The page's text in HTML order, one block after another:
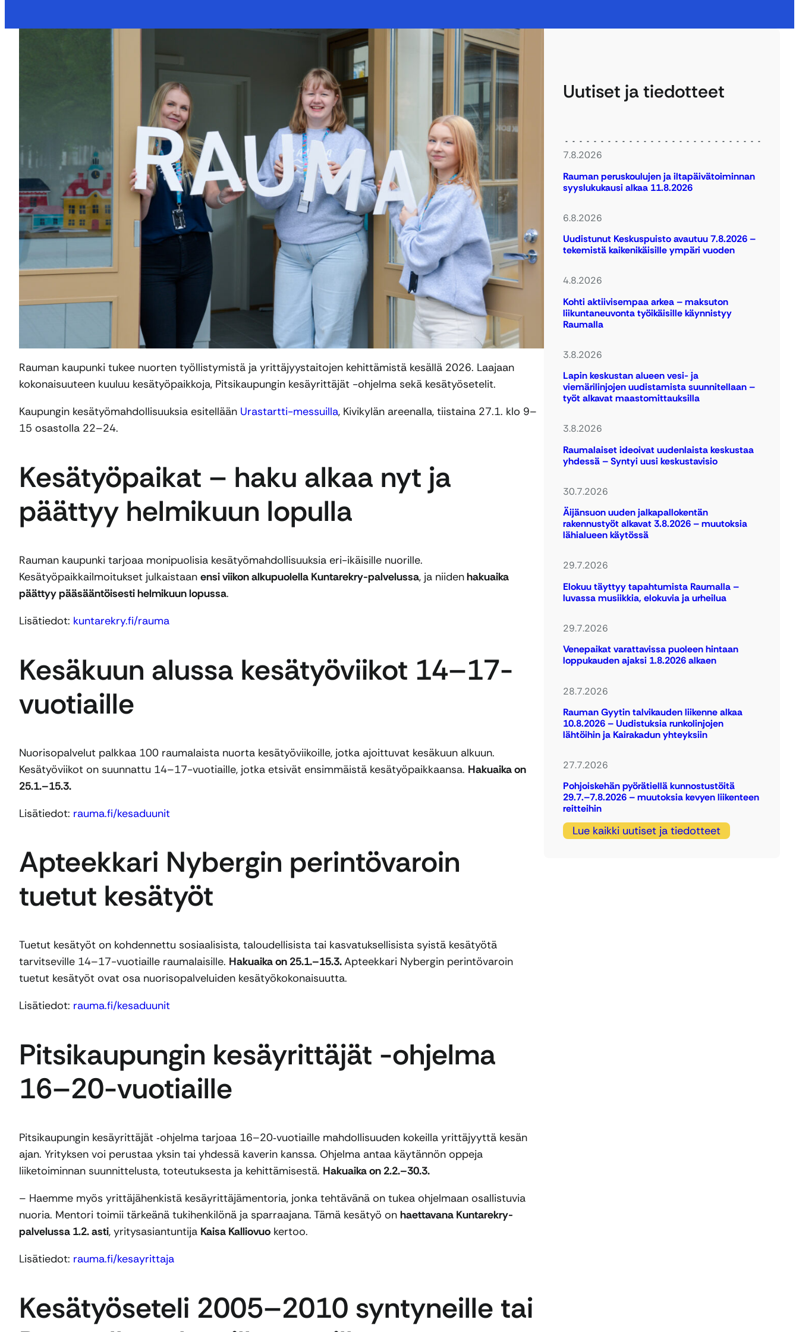
Rauman kaupunki tukee nuorten työllistymistä ja yrittäjyystaitojen kehittämistä kesällä 2026. Laajaan
kokonaisuuteen kuuluu kesätyöpaikkoja, Pitsikaupungin kesäyrittäjät -ohjelma sekä kesätyösetelit.
Kaupungin kesätyömahdollisuuksia esitellään Urastartti-messuilla, Kivikylän areenalla, tiistaina 27.1. klo 9–
15 osastolla 22–24.
Kesätyöpaikat – haku alkaa nyt ja
päättyy helmikuun lopulla
Rauman kaupunki tarjoaa monipuolisia kesätyömahdollisuuksia eri-ikäisille nuorille.
Kesätyöpaikkailmoitukset julkaistaan ensi viikon alkupuolella Kuntarekry-palvelussa, ja niidenhakuaika
päättyy pääsääntöisesti helmikuun lopussa.
Lisätiedot: kuntarekry.fi/rauma
Kesäkuun alussa kesätyöviikot 14–17-
vuotiaille
Nuorisopalvelut palkkaa 100 raumalaista nuorta kesätyöviikoille, jotka ajoittuvat kesäkuun alkuun.
Kesätyöviikot on suunnattu 14–17-vuotiaille, jotka etsivät ensimmäistä kesätyöpaikkaansa. Hakuaika on
25.1.–15.3.
Lisätiedot: rauma.fi/kesaduunit
Apteekkari Nybergin perintövaroin
tuetut kesätyöt
Tuetut kesätyöt on kohdennettu sosiaalisista, taloudellisista tai kasvatuksellisista syistä kesätyötä
tarvitseville 14–17-vuotiaille raumalaisille. Hakuaika on 25.1.–15.3.Apteekkari Nybergin perintövaroin
tuetut kesätyöt ovat osa nuorisopalveluiden kesätyökokonaisuutta.
Lisätiedot: rauma.fi/kesaduunit
Pitsikaupungin kesäyrittäjät -ohjelma
16–20-vuotiaille
Pitsikaupungin kesäyrittäjät ‑ohjelma tarjoaa 16–20‑vuotiaille mahdollisuuden kokeilla yrittäjyyttä kesän
ajan. Yrityksen voi perustaa yksin tai yhdessä kaverin kanssa. Ohjelma antaa käytännön oppeja
liiketoiminnan suunnittelusta, toteutuksesta ja kehittämisestä. Hakuaika on 2.2.–30.3.
– Haemme myös yrittäjähenkistä kesäyrittäjämentoria, jonka tehtävänä on tukea ohjelmaan osallistuvia
nuoria. Mentori toimii tärkeänä tukihenkilönä ja sparraajana. Tämä kesätyö on haettavana Kuntarekry-
palvelussa 1.2. asti, yritysasiantuntija Kaisa Kalliovuo kertoo.
Lisätiedot: rauma.fi/kesayrittaja
Kesätyöseteli 2005–2010 syntyneille tai
Uutiset ja tiedotteet
7.8.2026
Rauman peruskoulujen ja iltapäivätoiminnan
syyslukukausi alkaa 11.8.2026
6.8.2026
Uudistunut Keskuspuisto avautuu 7.8.2026 –
tekemistä kaikenikäisille ympäri vuoden
4.8.2026
Kohti aktiivisempaa arkea – maksuton
liikuntaneuvonta työikäisille käynnistyy
Raumalla
3.8.2026
Lapin keskustan alueen vesi- ja
viemärilinjojen uudistamista suunnitellaan –
työt alkavat maastomittauksilla
3.8.2026
Raumalaiset ideoivat uudenlaista keskustaa
yhdessä – Syntyi uusi keskustavisio
30.7.2026
Äijänsuon uuden jalkapallokentän
rakennustyöt alkavat 3.8.2026 – muutoksia
lähialueen käytössä
29.7.2026
Elokuu täyttyy tapahtumista Raumalla –
luvassa musiikkia, elokuvia ja urheilua
29.7.2026
Venepaikat varattavissa puoleen hintaan
loppukauden ajaksi 1.8.2026 alkaen
28.7.2026
Rauman Gyytin talvikauden liikenne alkaa
10.8.2026 – Uudistuksia runkolinjojen
lähtöihin ja Kairakadun yhteyksiin
27.7.2026
Pohjoiskehän pyörätiellä kunnostustöitä
29.7.–7.8.2026 – muutoksia kevyen liikenteen
reitteihin
Lue kaikki uutiset ja tiedotteet